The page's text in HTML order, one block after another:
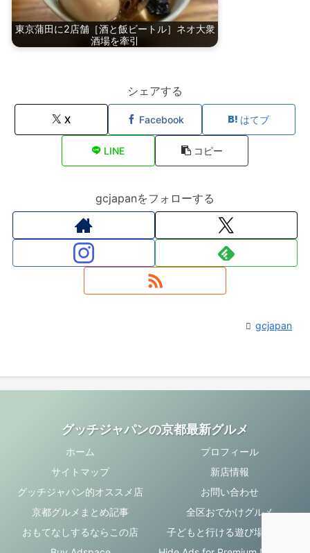
東京蒲田に2店舗［酒と飯ビートル］ネオ大衆
酒場を牽引
シェアする
X Facebook はてブ
LINE コピー
gcjapanをフォローする
gcjapan
グッチジャパンの京都最新グルメ
ホーム
プロフィール
サイトマップ
新店情報
グッチジャパン的オススメ店
お問い合わせ
京都グルメまとめ記事
全区おでかけグルメ
おもてなしするならこの店
子どもと行ける遊び場・お店